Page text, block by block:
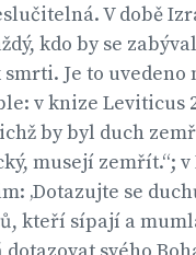
V době
kdo by se
smrti. Je to uvedeno
v knize Leviticus
by byl duch
musejí zemřít.“; v
‚Dotazujte se
kteří sípají a